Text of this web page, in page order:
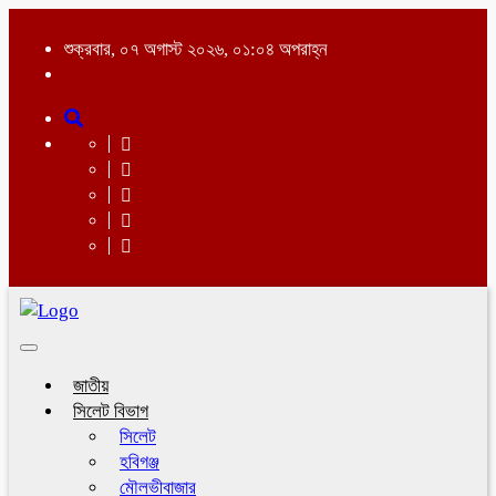
শুক্রবার, ০৭ অগাস্ট ২০২৬, ০১:০৪ অপরাহ্ন
Toggle
জাতীয়
সিলেট বিভাগ
সিলেট
হবিগঞ্জ
মৌলভীবাজার